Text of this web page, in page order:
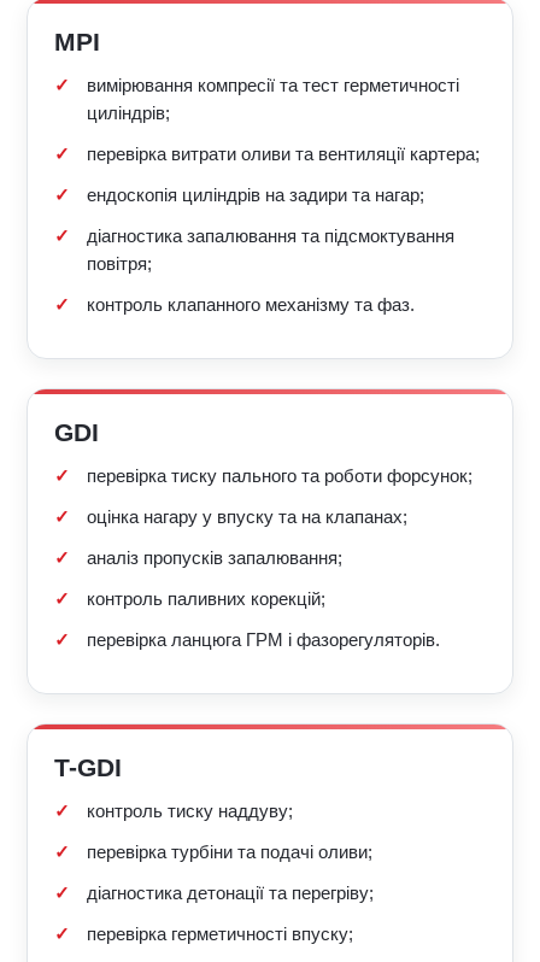
MPI
вимірювання компресії та тест герметичності
циліндрів;
перевірка витрати оливи та вентиляції картера;
ендоскопія циліндрів на задири та нагар;
діагностика запалювання та підсмоктування
повітря;
контроль клапанного механізму та фаз.
GDI
перевірка тиску пального та роботи форсунок;
оцінка нагару у впуску та на клапанах;
аналіз пропусків запалювання;
контроль паливних корекцій;
перевірка ланцюга ГРМ і фазорегуляторів.
T-GDI
контроль тиску наддуву;
перевірка турбіни та подачі оливи;
діагностика детонації та перегріву;
перевірка герметичності впуску;